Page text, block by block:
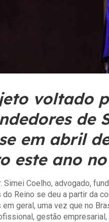
voltado
de
em abril
este ano
Simei Coelho, advogado,
do Reino se deu a partir da
geral, uma vez que no
gestão